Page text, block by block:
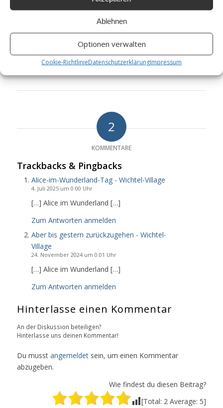
Ablehnen
Optionen verwalten
Cookie-RichtlinieDatenschutzerklärungImpressum
Mehr Geschichten
2
KOMMENTARE
Trackbacks & Pingbacks
Alice-im-Wunderland-Tag - Wichtel-Village
4. Juli 2025 um 0:00 Uhr
[…] Alice im Wunderland […]
Zum Antworten anmelden
Aber bis gestern zurückzugehen - Wichtel-
Village
24. November 2024 um 0:01 Uhr
[…] Alice im Wunderland […]
Zum Antworten anmelden
Hinterlasse einen Kommentar
An der Diskussion beteiligen?
Hinterlasse uns deinen Kommentar!
Du musst angemeldetsein, um einen Kommentar
abzugeben.
Wie findest du diesen Beitrag?
[Total: 2 Average: 5]